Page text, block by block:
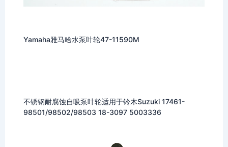
Yamaha雅马哈水泵叶轮47-11590M
不锈钢耐腐蚀自吸泵叶轮适用于铃木Suzuki 17461-
98501/98502/98503 18-3097 5003336